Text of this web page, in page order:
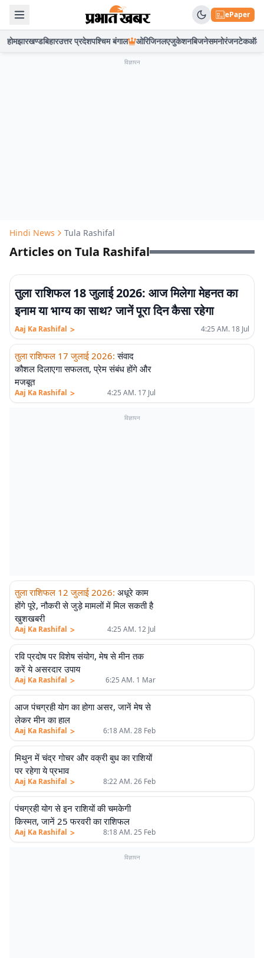
ePaper
होमझारखण्डबिहारउत्तर प्रदेशपश्चिम बंगाल ओरिजिनलएजुकेशनबिजनेसमनोरंजनटेकऑटो
विज्ञापन
Hindi News Tula Rashifal
Articles on Tula Rashifal
तुला राशिफल 18 जुलाई 2026: आज मिलेगा मेहनत का
इनाम या भाग्य का साथ? जानें पूरा दिन कैसा रहेगा
Aaj Ka Rashifal > 4:25 AM. 18 Jul
तुला राशिफल 17 जुलाई 2026: संवाद
कौशल दिलाएगा सफलता, प्रेम संबंध होंगे और
मजबूत
Aaj Ka Rashifal > 4:25 AM. 17 Jul
विज्ञापन
तुला राशिफल 12 जुलाई 2026: अधूरे काम
होंगे पूरे, नौकरी से जुड़े मामलों में मिल सकती है
खुशखबरी
Aaj Ka Rashifal > 4:25 AM. 12 Jul
रवि प्रदोष पर विशेष संयोग, मेष से मीन तक
करें ये असरदार उपाय
Aaj Ka Rashifal > 6:25 AM. 1 Mar
आज पंचग्रही योग का होगा असर, जानें मेष से
लेकर मीन का हाल
Aaj Ka Rashifal > 6:18 AM. 28 Feb
मिथुन में चंद्र गोचर और वक्री बुध का राशियों
पर रहेगा ये प्रभाव
Aaj Ka Rashifal > 8:22 AM. 26 Feb
पंचग्रही योग से इन राशियों की चमकेगी
किस्मत, जानें 25 फरवरी का राशिफल
Aaj Ka Rashifal > 8:18 AM. 25 Feb
विज्ञापन